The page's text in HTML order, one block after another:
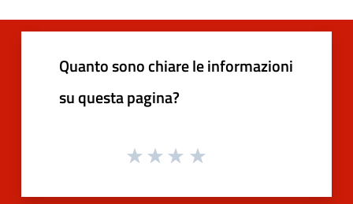
Quanto sono chiare le informazioni
su questa pagina?